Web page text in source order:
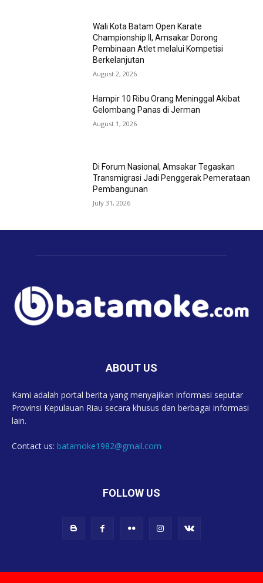
Wali Kota Batam Open Karate
Championship II, Amsakar Dorong
Pembinaan Atlet melalui Kompetisi
Berkelanjutan
August 2, 2026
Hampir 10 Ribu Orang Meninggal Akibat
Gelombang Panas di Jerman
August 1, 2026
Di Forum Nasional, Amsakar Tegaskan
Transmigrasi Jadi Penggerak Pemerataan
Pembangunan
July 31, 2026
ABOUT US
Kami adalah portal berita yang menyajikan informasi seputar
Provinsi Kepulauan Riau secara khusus dan berbagai informasi
lain.
Contact us: batamoke1982@gmail.com
FOLLOW US